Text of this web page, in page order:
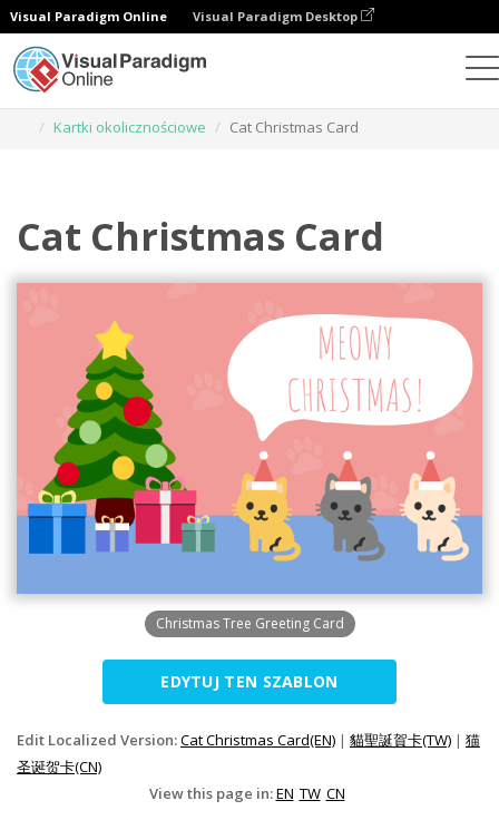
Visual Paradigm Online Visual Paradigm Desktop
Kartki okolicznościowe
Cat Christmas Card
Cat Christmas Card
Christmas Tree Greeting Card
EDYTUJ TEN SZABLON
Edit Localized Version:Cat Christmas Card(EN) | 貓聖誕賀卡(TW) | 猫
圣诞贺卡(CN)
View this page in:EN TW CN